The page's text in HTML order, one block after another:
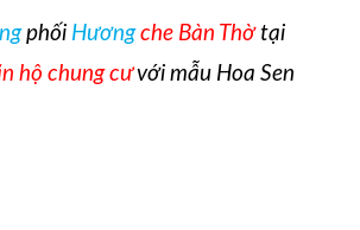
phối Hương che Bàn Thờtại
hộ chung cưvới mẫu Hoa Sen